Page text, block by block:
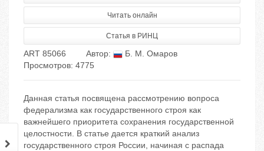
Читать онлайн
Статья в РИНЦ
ART 85066 Автор:
Б. М. Омаров
Просмотров: 4775
Данная статья посвящена рассмотрению вопроса
федерализма как государственного строя как
важнейшего приоритета сохранения государственной
целостности. В статье дается краткий анализ
государственного строя России, начиная с распада